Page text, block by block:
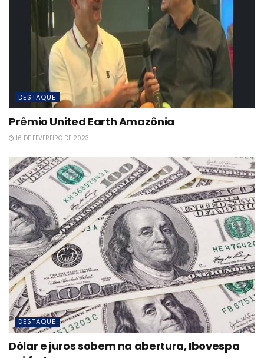
DESTAQUE
Prêmio United Earth Amazônia
16 DE FEVEREIRO DE 2023
DESTAQUE
Dólar e juros sobem na abertura, Ibovespa